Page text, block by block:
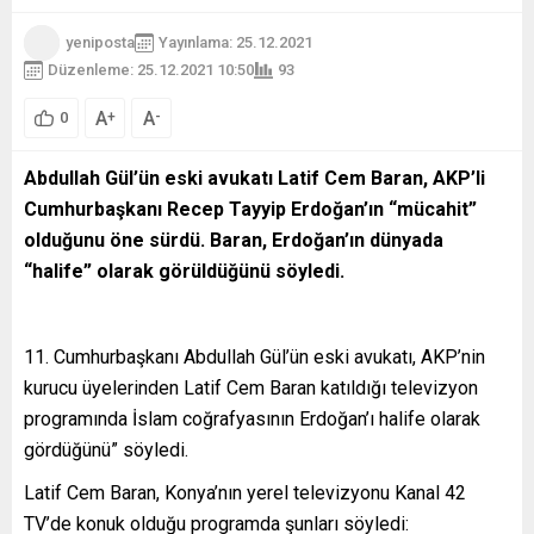
yeniposta
Yayınlama: 25.12.2021
Düzenleme: 25.12.2021 10:50
93
0 A+ A-
Abdullah Gül’ün eski avukatı Latif Cem Baran, AKP’li
Cumhurbaşkanı Recep Tayyip Erdoğan’ın “mücahit”
olduğunu öne sürdü. Baran, Erdoğan’ın dünyada
“halife” olarak görüldüğünü söyledi.
11. Cumhurbaşkanı Abdullah Gül’ün eski avukatı, AKP’nin
kurucu üyelerinden Latif Cem Baran katıldığı televizyon
programında İslam coğrafyasının Erdoğan’ı halife olarak
gördüğünü” söyledi.
Latif Cem Baran, Konya’nın yerel televizyonu Kanal 42
TV’de konuk olduğu programda şunları söyledi: